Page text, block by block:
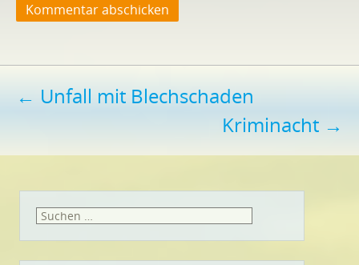
Beitragsnavigation
← Unfall mit Blechschaden
Kriminacht →
Suchen